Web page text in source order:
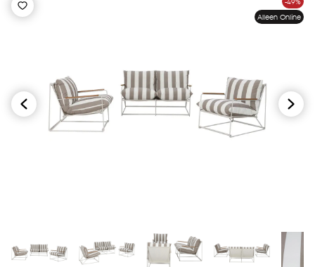
Alleen Online